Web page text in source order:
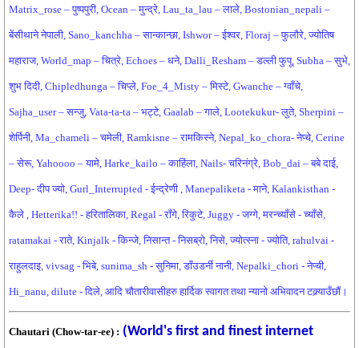
Matrix_rose – पुष्पपुरी, Ocean – मुन्द्रे, Lau_ta_lau – लाले, Bostonian_nepali –
बेंसीथाने नेपाली, Sano_kanchha – सान्कान्छा, Ishwor – ईश्वर, Floraj – फुलौरे, ज्योतिष
महाराज, World_map – चित्रे, Echoes – धने, Dalli_Resham – डल्ली फुपू, Subha – सुभे,
शुभ दिदी, Chipledhunga – चिप्ले, Foe_4_Misty – मिस्टे, Gwanche – ग्वाँचे,
Sajha_user – सन्जु, Vata-ta-ta – भट्टे, Gaalab – गाले, Lootekukur- लुते, Sherpini –
शेर्पिनी, Ma_chameli – चमेली, Ramkisne – रामकिस्ने, Nepal_ko_chora- नेप्चे, Cerine
– सेरू, Yahoooo – यामे, Harke_kailo – काहिंला, Nails- चरिनंग्रे, Bob_dai – बबे दाई,
Deep- दीप ज्यो, Gurl_Interrupted - ईन्द्रेणी , Manepaliketa - माने, Kalankisthan -
कैले , Hetterika!! - हरितालिका, Regal - राँगे, रिकुटे, Juggy - जग्गे, मरन्च्याँसे - च्याँसे,
ratamakai - राते, Kinjalk - किन्जे, निसान्त - निसब्रो, निसे, ज्योत्स्ना - ज्योति, rahulvai -
राहुलदाइ, vivsag - भिबे, sunima_sh - सुनिमा, डाँउडर्नी नानी, Nepalki_chori - नेप्ची,
Hi_nanu, dilute - दिले, आदि चौतारीवासीहरु हार्दिक स्वागत तथा न्यानो अभिवादन टक्र्याउँछौं।
Chautari (Chow-tar-ee) : (World's first and finest internet